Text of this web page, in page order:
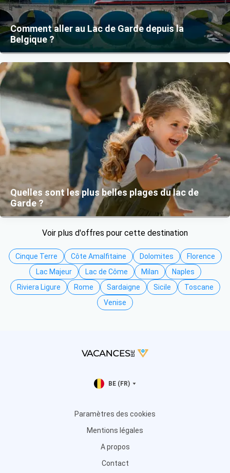
Comment aller au Lac de Garde depuis la
Belgique ?
Quelles sont les plus belles plages du lac de
Garde ?
Voir plus d'offres pour cette destination
Cinque Terre Côte Amalfitaine Dolomites
Florence
Lac Majeur
Lac de Côme Milan
Naples
Riviera Ligure
Rome Sardaigne Sicile
Toscane
Venise
BE (FR)
Paramètres des cookies
Mentions légales
A propos
Contact